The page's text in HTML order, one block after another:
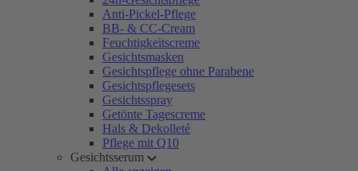
Anti-Pickel-Pflege
BB- & CC-Cream
Feuchtigkeitscreme
Gesichtsmasken
Gesichtspflege ohne Parabene
Gesichtspflegesets
Gesichtsspray
Getönte Tagescreme
Hals & Dekolleté
Pflege mit Q10
Gesichtsserum